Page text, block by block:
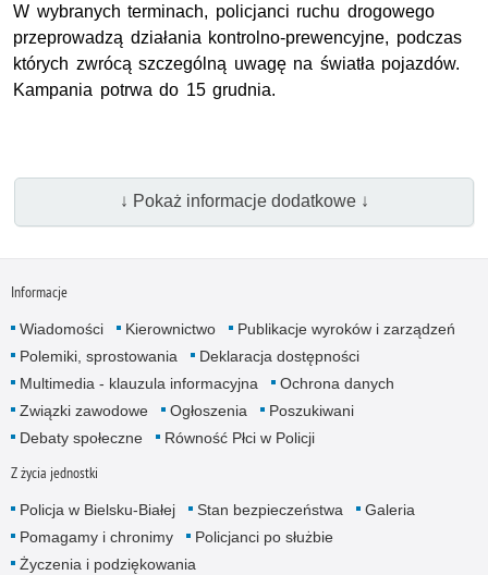
W wybranych terminach, policjanci ruchu drogowego
przeprowadzą działania kontrolno-prewencyjne, podczas
których zwrócą szczególną uwagę na światła pojazdów.
Kampania potrwa do 15 grudnia.
↓ Pokaż informacje dodatkowe ↓
Informacje
Wiadomości Kierownictwo
Publikacje wyroków i zarządzeń
Polemiki, sprostowania
Deklaracja dostępności
Multimedia - klauzula informacyjna
Ochrona danych
Związki zawodowe
Ogłoszenia
Poszukiwani
Debaty społeczne
Równość Płci w Policji
Z życia jednostki
Policja w Bielsku-Białej Stan bezpieczeństwa
Galeria
Pomagamy i chronimy
Policjanci po służbie
Życzenia i podziękowania